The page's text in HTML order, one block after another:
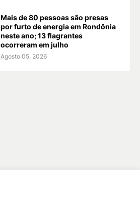
Mais de 80 pessoas são presas
por furto de energia em Rondônia
neste ano; 13 flagrantes
ocorreram em julho
Agosto 05, 2026